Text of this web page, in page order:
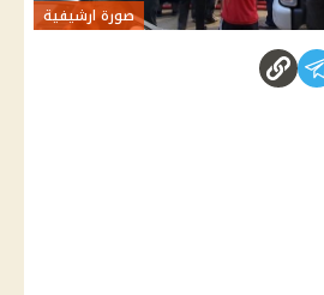
صورة ارشيفية